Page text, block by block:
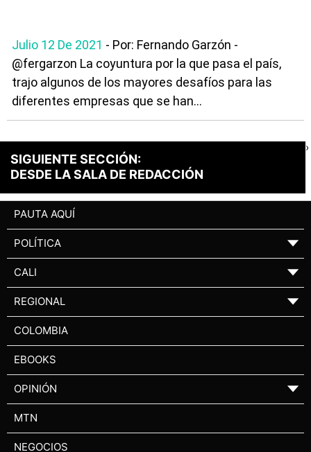
Julio 12 De 2021 - Por: Fernando Garzón -
@fergarzon La coyuntura por la que pasa el país,
trajo algunos de los mayores desafíos para las
diferentes empresas que se han...
SIGUIENTE SECCIÓN:
DESDE LA SALA DE REDACCIÓN
›
PAUTA AQUÍ
POLÍTICA ▼
CALI ▼
REGIONAL ▼
COLOMBIA
EBOOKS
OPINIÓN ▼
MTN
NEGOCIOS